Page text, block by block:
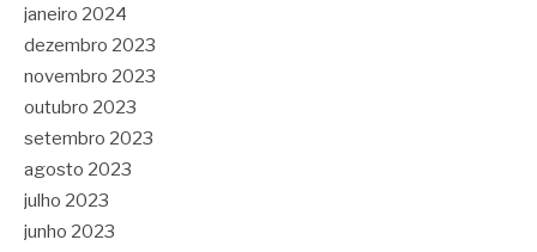
janeiro 2024
dezembro 2023
novembro 2023
outubro 2023
setembro 2023
agosto 2023
julho 2023
junho 2023